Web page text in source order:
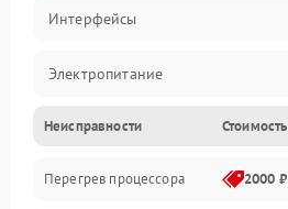
Интерфейсы
Электропитание
Корпус/Герметичность
Механика
Неисправности Стоимость
Перегрев процессора 2000 ₽